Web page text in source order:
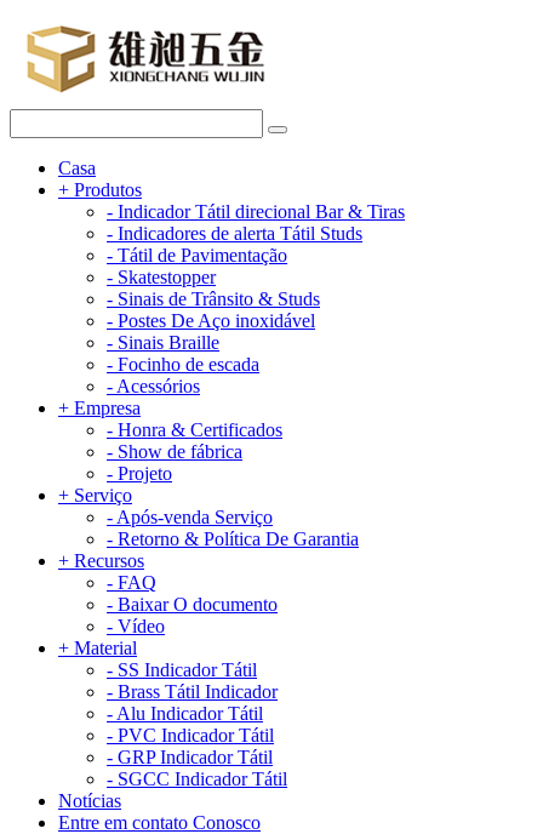
Casa
+ Produtos
- Indicador Tátil direcional Bar & Tiras
- Indicadores de alerta Tátil Studs
- Tátil de Pavimentação
- Skatestopper
- Sinais de Trânsito & Studs
- Postes De Aço inoxidável
- Sinais Braille
- Focinho de escada
- Acessórios
+ Empresa
- Honra & Certificados
- Show de fábrica
- Projeto
+ Serviço
- Após-venda Serviço
- Retorno & Política De Garantia
+ Recursos
- FAQ
- Baixar O documento
- Vídeo
+ Material
- SS Indicador Tátil
- Brass Tátil Indicador
- Alu Indicador Tátil
- PVC Indicador Tátil
- GRP Indicador Tátil
- SGCC Indicador Tátil
Notícias
Entre em contato Conosco